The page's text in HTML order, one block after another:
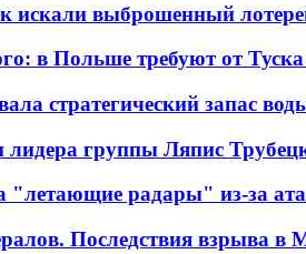
искали выброшенный
в Польше требуют от
стратегический запас
лидера группы Ляпис
"летающие радары" из-за
Последствия взрыва в